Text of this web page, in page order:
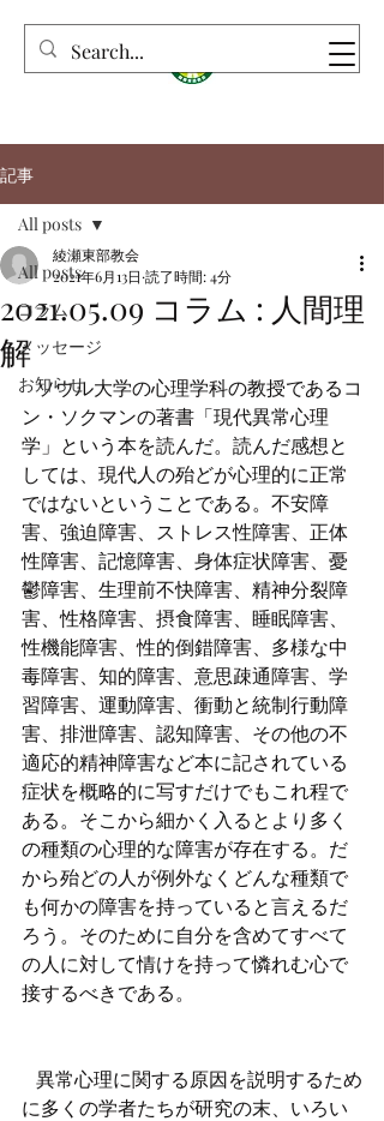
記事
All posts
コラム
メッセージ
お知らせ
All posts
2021.05.09 コラム : 人間理
解
綾瀬東部教会
2021年6月13日 読了時間: 4分
   ソウル大学の心理学科の教授であるコ
ン・ソクマンの著書「現代異常心理
学」という本を読んだ。読んだ感想と
しては、現代人の殆どが心理的に正常
ではないということである。不安障
害、強迫障害、ストレス性障害、正体
性障害、記憶障害、身体症状障害、憂
鬱障害、生理前不快障害、精神分裂障
害、性格障害、摂食障害、睡眠障害、
性機能障害、性的倒錯障害、多様な中
毒障害、知的障害、意思疎通障害、学
習障害、運動障害、衝動と統制行動障
害、排泄障害、認知障害、その他の不
適応的精神障害など本に記されている
症状を概略的に写すだけでもこれ程で
ある。そこから細かく入るとより多く
の種類の心理的な障害が存在する。だ
から殆どの人が例外なくどんな種類で
も何かの障害を持っていると言えるだ
ろう。そのために自分を含めてすべて
の人に対して情けを持って憐れむ心で
接するべきである。
に多くの学者たちが研究の末、いろい